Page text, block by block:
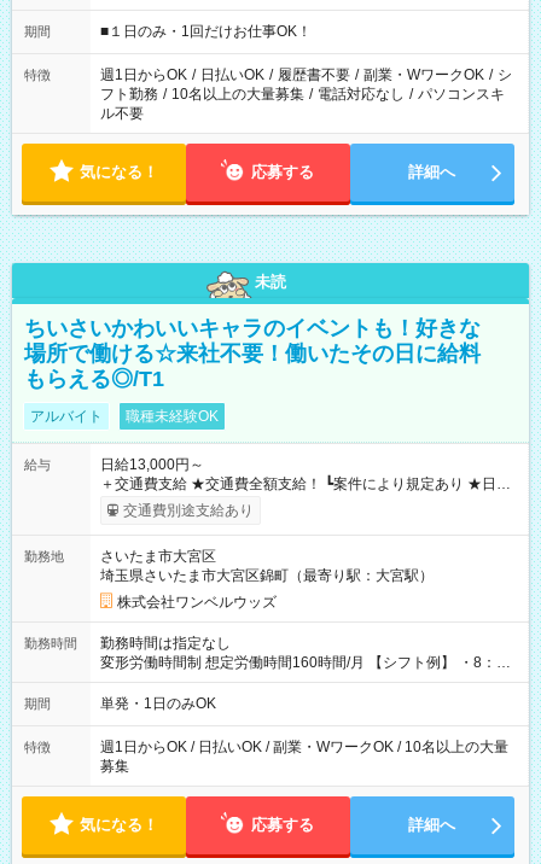
etc ★最短で3時間で5,120円のお仕事から 15時間で2万円近く稼
げるお仕事も！ ご希望のお時間に合わせてご紹介！ ※シフトは
ください！
期間 ■１日のみ・1回だけお仕事OK！
特徴 週1日からOK / 日払いOK / 履歴書不要 / 副業・WワークOK / シ
フト勤務 / 10名以上の大量募集 / 電話対応なし / パソコンスキ
ル不要
気になる！ 応募する 詳細へ
未読
ちいさいかわいいキャラのイベントも！好きな
場所で働ける☆来社不要！働いたその日に給料
もらえる◎/T1
アルバイト 職種未経験OK
給与
日給13,000円～
＋交通費支給 ★交通費全額支給！ ┗案件により規定あり ★日払
いOK！（規定あり） ┗働いたその日に現金GET♪ お仕事後はコ
ンビニATMから 日払い分を引き落とせます！ 【試用期間】試
交通費別途支給あり
勤務地
さいたま市大宮区
埼玉県さいたま市大宮区錦町（最寄り駅：大宮駅）
株式会社ワンベルウッズ
勤務時間
勤務時間は指定なし
変形労働時間制 想定労働時間160時間/月 【シフト例】 ・8：00
～21：00
期間 単発・1日のみOK
特徴
週1日からOK / 日払いOK / 副業・WワークOK / 10名以上の大量
募集
気になる！ 応募する 詳細へ